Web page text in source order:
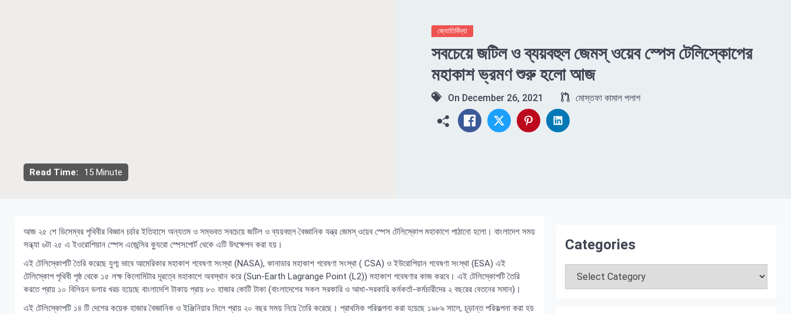
Read Time: 15 Minute
জ্যোতির্বিদ্যা
সবচেয়ে জটিল ও ব্যয়বহুল জেমস্‌ ওয়েব স্পেস টেলিস্কোপের
মহাকাশ ভ্রমণ শুরু হলো আজ
On December 26, 2021 মোস্তফা কামাল পলাশ
আজ ২৫ শে ডিসেম্বর পৃথিবীর বিজ্ঞান চর্চার ইতিহাসে অন্যতম ও সম্ভবত সবচেয়ে জটিল ও ব্যয়বহুল বৈজ্ঞানিক যন্ত্র জেমস্‌ ওয়েব স্পেস টেলিস্কোপ মহাকাশে পাঠানো হলো। বাংলাদেশ সময়
সন্ধ্যা ৬টা ২৫ এ ইওরোপিয়ান স্পেস এজেন্সির ক্যুরো স্পেসপোর্ট থেকে এটি উৎক্ষেপন করা হয়।
এই টেলিস্কোপটি তৈরি করেছে যুগ্ম ভাবে আমেরিকার মহাকাশ গবেষণা সংস্থা (NASA), কানাডার মহাকাশ গবেষণা সংস্থা ( CSA) ও ইউরোপিয়ান গবেষণা সংস্থা (ESA) এই
টেলিস্কোপ পৃথিবী পৃষ্ঠ থেকে ১৫ লক্ষ কিলোমিটার দূরত্বে মহাকাশে অবস্থান করে (Sun-Earth Lagrange Point (L2)) মহাকাশ গবেষণার কাজ করবে। এই টেলিস্কোপটি তৈরি
করতে প্রায় ১০ বিলিয়ন ডলার খরচ হয়েছে বাংলাদেশি টাকায় প্রায় ৮০ হাজার কোটি টাকা (বাংলাদেশের সকল সরকারি ও আধা-সরকারি কর্মকর্তা-কর্মচারীদের ২ বছরের বেতনের সমান)।
এই টেলিস্কোপটি ১৪ টি দেশের কয়েক হাজার বৈজ্ঞানিক ও ইঞ্জিনিয়ার মিলে প্রায় ২০ বছর সময় নিয়ে তৈরি করেছে। প্রাথমিক পরিকল্পনা করা হয়েছে ১৯৮৯ সালে, চূড়ান্ত পরিকল্পনা করা হয়
Categories